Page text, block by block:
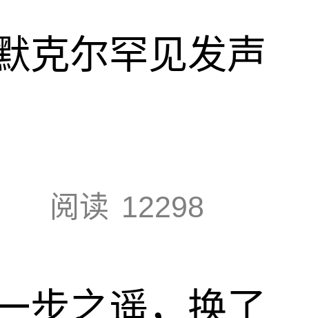
克尔罕见发声
阅读 12298
步之遥，换了